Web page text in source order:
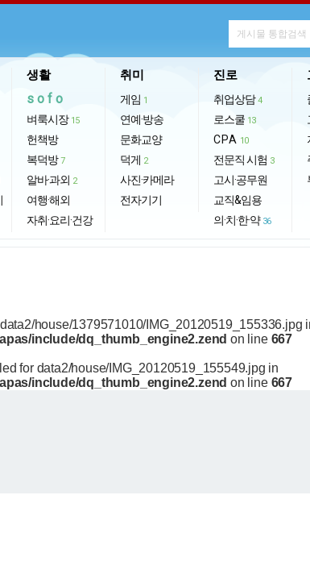
생활
sofo
벼룩시장 15
헌책방
복덕방 7
알바·과외 2
여행·해외
자취·요리·건강
취미
게임 1
연예·방송
문화교양
덕게 2
사진·카메라
전자기기
진로
취업상담 4
로스쿨 13
CPA 10
전문직 시험 3
고시·공무원
교직&임용
의·치·한·약 36
house/1379571010/IMG_20120519_155336.jpg
include/dq_thumb_engine2.zend on line 667
for data2/house/IMG_20120519_155549.jpg in
include/dq_thumb_engine2.zend on line 667